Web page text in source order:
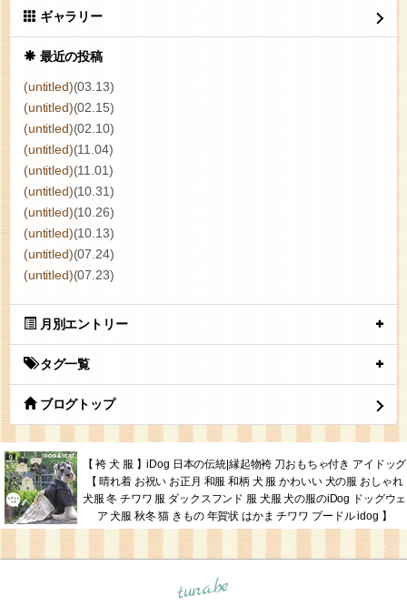
ギャラリー
最近の投稿
(untitled)(03.13)
(untitled)(02.15)
(untitled)(02.10)
(untitled)(11.04)
(untitled)(11.01)
(untitled)(10.31)
(untitled)(10.26)
(untitled)(10.13)
(untitled)(07.24)
(untitled)(07.23)
月別エントリー
タグ一覧
ブログトップ
【 袴 犬 服 】iDog 日本の伝統|縁起物袴 刀おもちゃ付き アイドッグ
【 晴れ着 お祝い お正月 和服 和柄 犬 服 かわいい 犬の服 おしゃれ
犬服 冬 チワワ 服 ダックスフンド 服 犬服 犬の服のiDog ドッグウェ
ア 犬服 秋冬 猫 きもの 年賀状 はかま チワワ プードル idog 】
tuna.be